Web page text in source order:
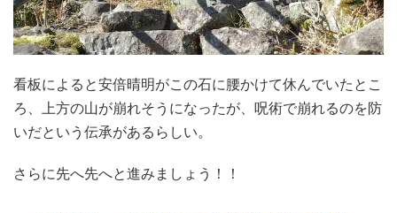
看板によると安倍晴明がこの石に腰かけて休んでいたとこ
ろ、上方の山が崩れそうになったが、呪術で崩れるのを防
いだという伝承があるらしい。
さらに先へ先へと進みましょう！！